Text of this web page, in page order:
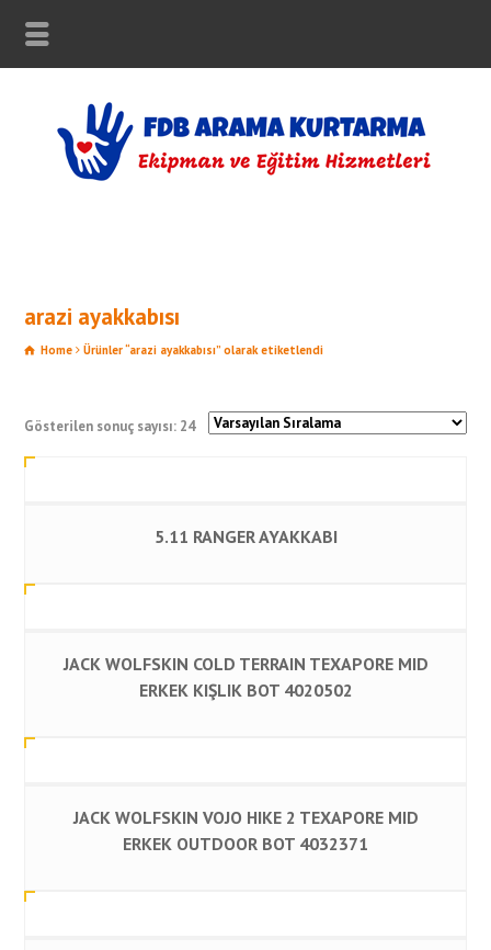
arazi ayakkabısı
Home Ürünler “arazi ayakkabısı” olarak etiketlendi
Gösterilen sonuç sayısı: 24
5.11 RANGER AYAKKABI
JACK WOLFSKIN COLD TERRAIN TEXAPORE MID
ERKEK KIŞLIK BOT 4020502
JACK WOLFSKIN VOJO HIKE 2 TEXAPORE MID
ERKEK OUTDOOR BOT 4032371